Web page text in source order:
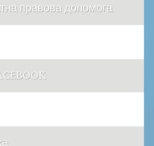
правова допомога